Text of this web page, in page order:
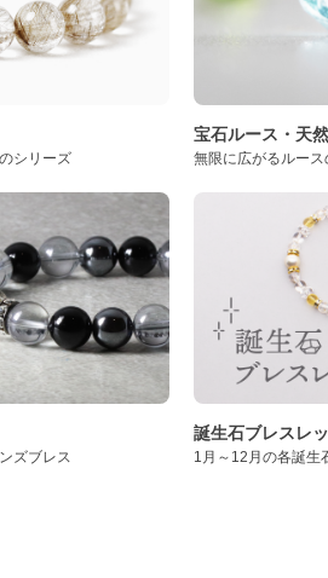
シリーズ
宝石ルース・天
無限に広がるルー
ズブレス
誕生石ブレスレ
1月～12月の各誕生